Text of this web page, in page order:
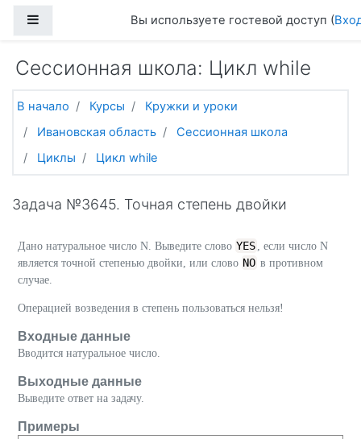
Боковая панельВы используете гостевой доступ (
Сессионная школа: Цикл while
В начало Курсы
Кружки и уроки
Ивановская область
Сессионная школа
Циклы
Цикл while
Задача №3645. Точная степень двойки
Дано натуральное число N. Выведите слово YES
, если число N
является точной степенью двойки, или слово NO в противном
случае.
Операцией возведения в степень пользоваться нельзя!
Входные данные
Вводится натуральное число.
Выходные данные
Выведите ответ на задачу.
Примеры